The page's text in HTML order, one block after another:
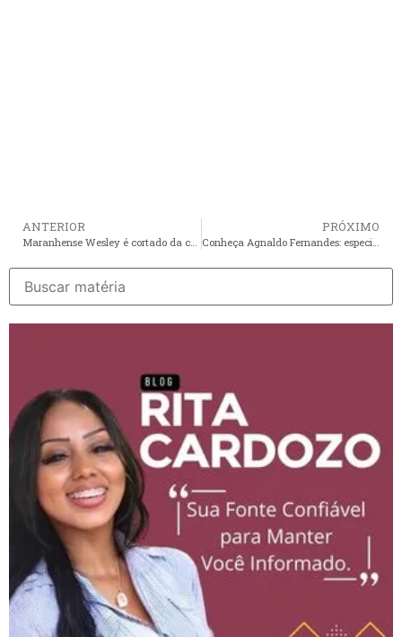
ANTERIOR
Maranhense Wesley é cortado da copa do mundo 2026 após sofrer lesão!
PRÓXIMO
Conheça Agnaldo Fernandes: especialista em compra, venda e regularização de imóveis